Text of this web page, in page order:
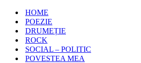
HOME
POEZIE
DRUMEȚIE
ROCK
SOCIAL – POLITIC
POVESTEA MEA